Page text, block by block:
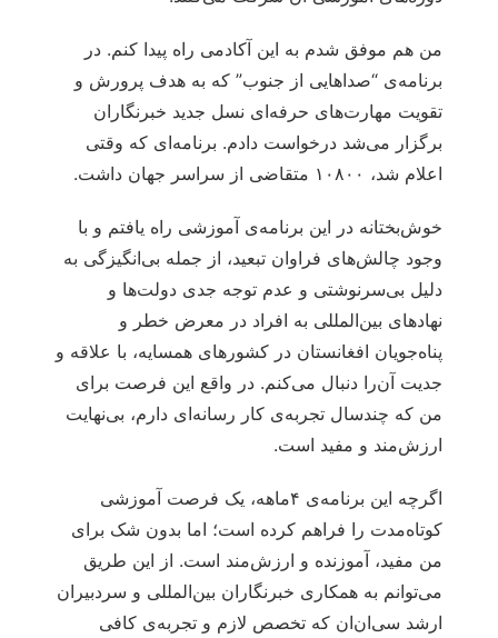
من هم موفق شدم به این آکادمی راه پیدا کنم. در
برنامه‌ی “صداهایی از جنوب” که به هدف پرورش و
تقویت مهارت‌های حرفه‌ای نسل جدید خبرنگاران
برگزار می‌شد درخواست دادم. برنامه‌ای که وقتی
اعلام شد، ۱۰۸۰۰ متقاضی از سراسر جهان داشت.
خوش‌بختانه در این برنامه‌ی آموزشی راه یافتم و با
وجود چالش‌های فراوان تبعید، از جمله بی‌انگیزگی به
دلیل بی‌سرنوشتی و عدم توجه جدی دولت‌ها و
نهادهای بین‌المللی به افراد در معرض خطر و
پناه‌جویان افغانستان در کشورهای همسایه، با علاقه‌ و
جدیت آن‌را دنبال می‌کنم. در واقع این فرصت برای
من که چندسال تجربه‌ی کار رسانه‌ای دارم، بی‌نهایت
ارزش‌مند و مفید است.
اگرچه این برنامه‌ی ۴ماهه، یک فرصت آموزشی
کوتاه‌مدت را فراهم کرده است؛ اما بدون شک برای
من مفید، آموزنده و ارزش‌مند است. از این طریق
می‌توانم به همکاری خبرنگاران بین‌المللی و سردبیران
ارشد سی‌ان‌ان که تخصص لازم و تجربه‌ی کافی